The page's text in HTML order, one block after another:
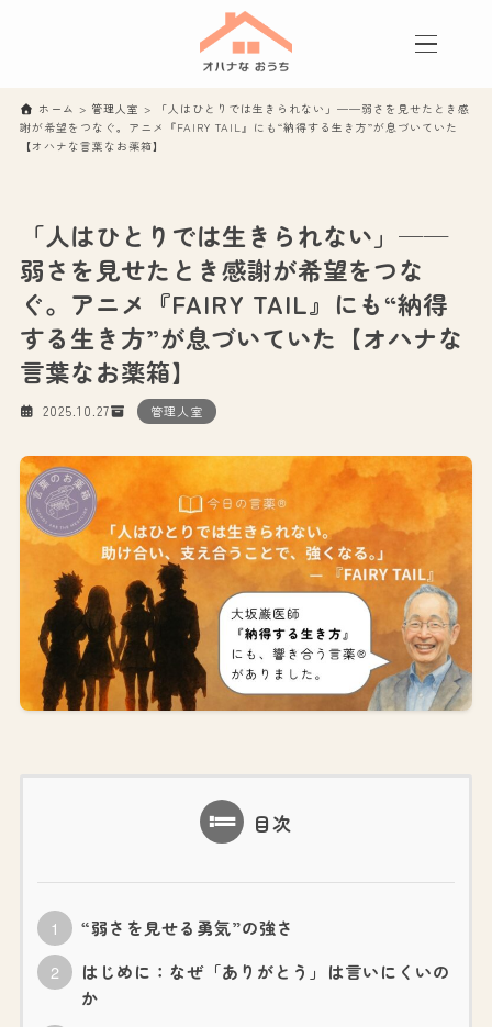
ホーム > 管理人室 >
「人はひとりでは生きられない」──弱さを見せたとき感
謝が希望をつなぐ。アニメ『FAIRY TAIL』にも“納得する生き方”が息づいていた
【オハナな言葉なお薬箱】
「人はひとりでは生きられない」──
弱さを見せたとき感謝が希望をつな
ぐ。アニメ『FAIRY TAIL』にも“納得
する生き方”が息づいていた【オハナな
言葉なお薬箱】
2025.10.27 管理人室
目次
“弱さを見せる勇気”の強さ
はじめに：なぜ「ありがとう」は言いにくいの
か